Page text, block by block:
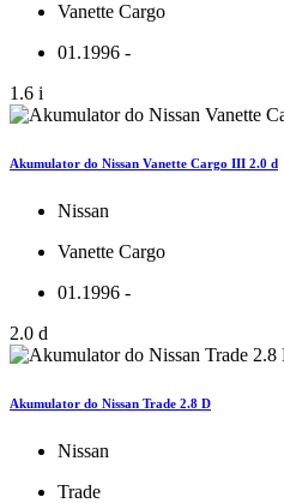
Vanette Cargo
01.1996 -
1.6 i
Akumulator do Nissan Vanette Cargo III 2.0 d
Nissan
Vanette Cargo
01.1996 -
2.0 d
Akumulator do Nissan Trade 2.8 D
Nissan
Trade